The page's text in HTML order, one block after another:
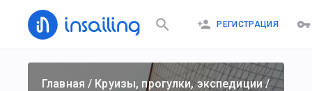
РЕГИСТРАЦИЯ
Главная / Круизы, прогулки, экспедиции/